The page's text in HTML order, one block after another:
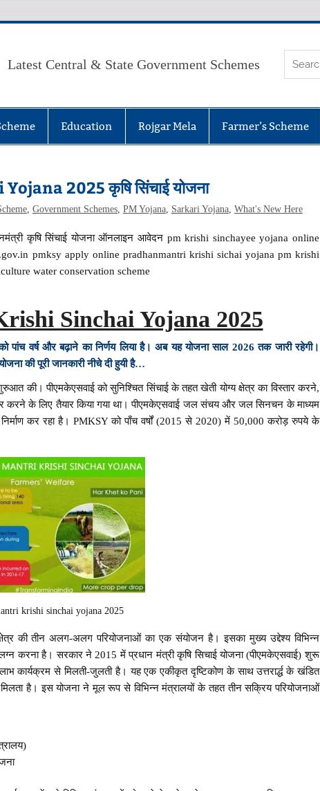
Latest Central & State Government Schemes
Education Rojgar Mela Farmer’s Scheme
2025 कृषि सिंचाई योजना
, Government Schemes, PM Yojana, Sarkari Yojana, What's New Here
कृषि सिंचाई योजना ऑनलाइन आवेदन pm krishi sinchayee yojana online
pmksy apply online pradhanmantri krishi sichai yojana pm krishi
water conservation scheme
Sinchai Yojana 2025
वर्ष और बढ़ाने का निर्णय लिया है। अब यह योजना साल 2026 तक जारी रहेगी।
की पूरी जानकारी नीचे दी हुयी है…
की। पीएमकेएसवाई को सुनिश्चित सिंचाई के तहत खेती योग्य क्षेत्र का विस्तार करने,
करने के लिए तैयार किया गया था। पीएमकेएसवाई जल संचय और जल सिनचन के माध्यम
कर रहा है। PMKSY को पाँच वर्षों (2015 से 2020) में 50,000 करोड़ रुपये के
krishi sinchai yojana 2025
की तीन अलग-अलग परियोजनाओं का एक संयोजन है। इसका मुख्य उद्देश्य विभिन्न
करना है। सरकार ने 2015 में प्रधान मंत्री कृषि सिचाई योजना (पीएमकेएसवाई) शुरू
कार्यक्रम से मिलती-जुलती है। यह एक एकीकृत दृष्टिकोण के साथ उत्तरार्द्ध के खंडित
है। इस योजना ने मूल रूप से विभिन्न मंत्रालयों के तहत तीन सक्रिय परियोजनाओं